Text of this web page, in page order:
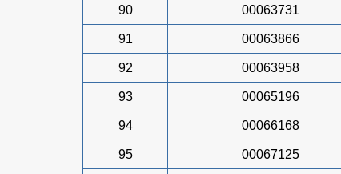
90 00063731
91 00063866
92 00063958
93 00065196
94 00066168
95 00067125